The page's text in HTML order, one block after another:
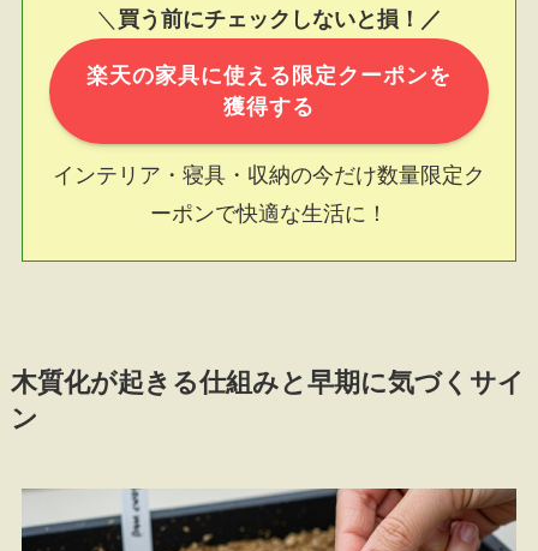
＼ 買う前にチェックしないと損！／
楽天の家具に使える限定クーポンを
獲得する
インテリア・寝具・収納の今だけ数量限定ク
ーポンで快適な生活に！
木質化が起きる仕組みと早期に気づくサイ
ン